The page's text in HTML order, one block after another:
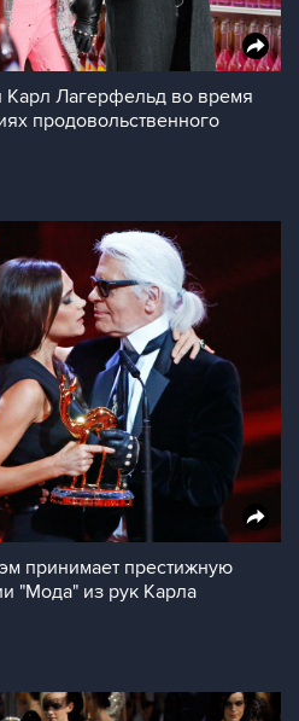
Лагерфельд во время
продовольственного
принимает престижную
"Мода" из рук Карла